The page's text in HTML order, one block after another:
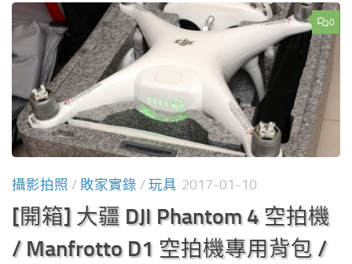
0
攝影拍照 / 敗家實錄 / 玩具 2017-01-10
[開箱] 大疆 DJI Phantom 4 空拍機
/ Manfrotto D1 空拍機專用背包 /